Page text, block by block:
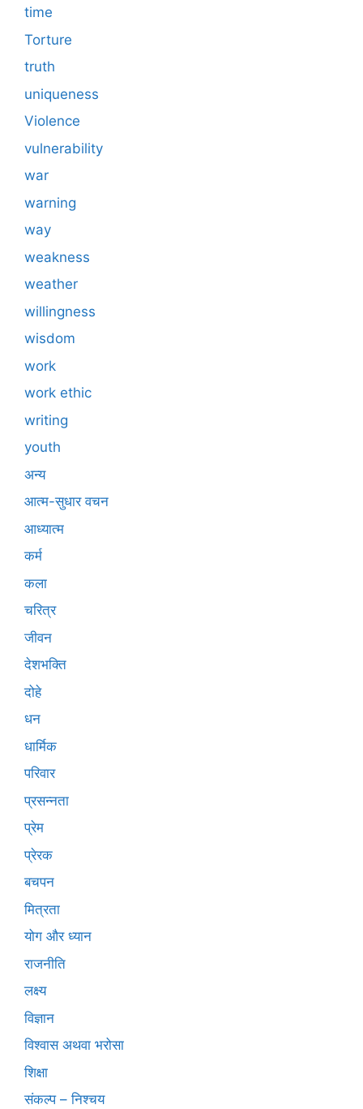
time
Torture
truth
uniqueness
Violence
vulnerability
war
warning
way
weakness
weather
willingness
wisdom
work
work ethic
writing
youth
अन्य
आत्म-सुधार वचन
आध्यात्म
कर्म
कला
चरित्र
जीवन
देशभक्ति
दोहे
धन
धार्मिक
परिवार
प्रसन्नता
प्रेम
प्रेरक
बचपन
मित्रता
योग और ध्यान
राजनीति
लक्ष्य
विज्ञान
विश्वास अथवा भरोसा
शिक्षा
संकल्प – निश्चय